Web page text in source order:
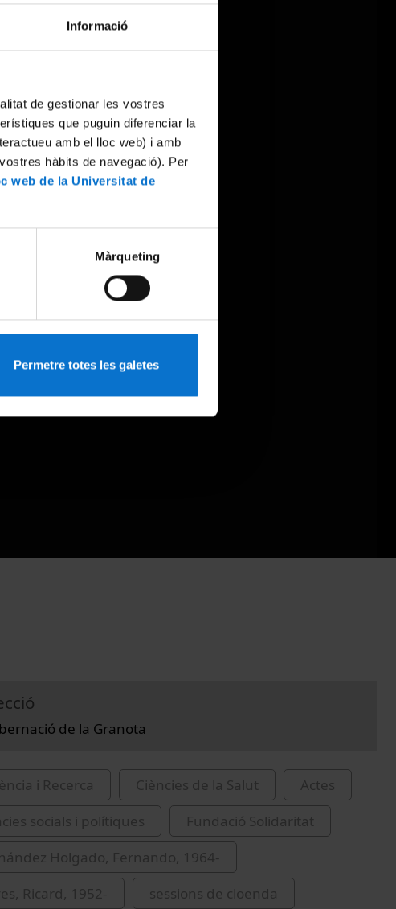
Informació
de gestionar les vostres
que puguin diferenciar la
amb el lloc web) i amb
hàbits de navegació). Per
web de la Universitat de
Màrqueting
Permetre totes les galetes
de la Granota
i Recerca Ciències de la Salut
Actes
socials i polítiques
Fundació Solidaritat
Holgado, Fernando, 1964-
Ricard, 1952-
sessions de cloenda